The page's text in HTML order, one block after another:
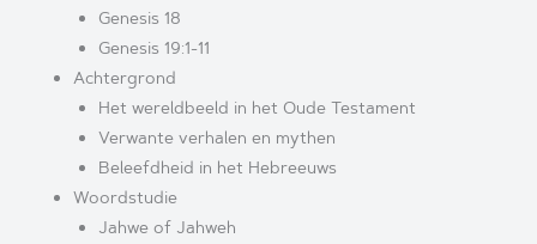
Genesis 18
Genesis 19:1-11
Achtergrond
Het wereldbeeld in het Oude Testament
Verwante verhalen en mythen
Beleefdheid in het Hebreeuws
Woordstudie
Jahwe of Jahweh